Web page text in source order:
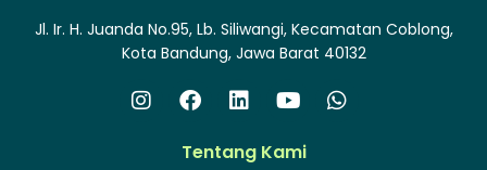
Jl. Ir. H. Juanda No.95, Lb. Siliwangi, Kecamatan Coblong,
Kota Bandung, Jawa Barat 40132
Tentang Kami